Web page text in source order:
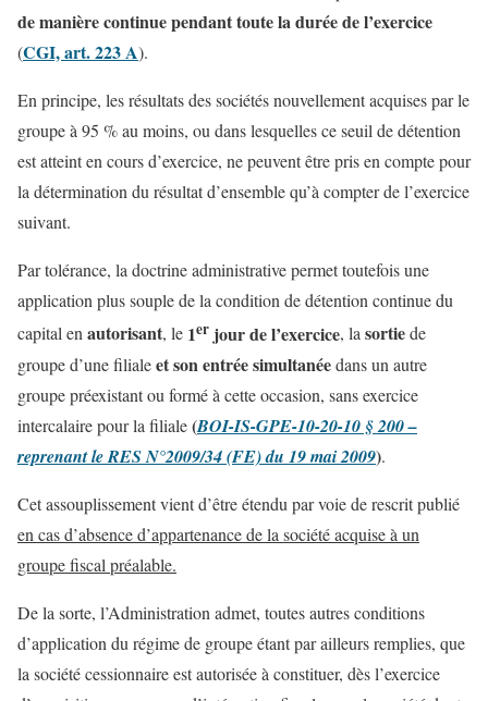
de manière continue pendant toute la durée de l’exercice
(CGI, art. 223 A).
En principe, les résultats des sociétés nouvellement acquises par le
groupe à 95 % au moins, ou dans lesquelles ce seuil de détention
est atteint en cours d’exercice, ne peuvent être pris en compte pour
la détermination du résultat d’ensemble qu’à compter de l’exercice
suivant.
Par tolérance, la doctrine administrative permet toutefois une
application plus souple de la condition de détention continue du
capital enautorisant, le 1er jour de l’exercice, lasortiede
groupe d’une filialeet son entrée simultanéedans un autre
groupe préexistant ou formé à cette occasion, sans exercice
intercalaire pour la filiale(BOI-IS-GPE-10-20-10 § 200 –
reprenant le RES N°2009/34 (FE) du 19 mai 2009).
Cet assouplissement vient d’être étendu par voie de rescrit publié
en cas d’absence d’appartenance de la société acquise à un
groupe fiscal préalable.
De la sorte, l’Administration admet, toutes autres conditions
d’application du régime de groupe étant par ailleurs remplies, que
la société cessionnaire est autorisée à constituer, dès l’exercice